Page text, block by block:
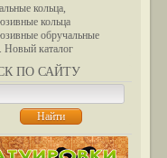
кольца,
кольца
обручальные
Новый каталог
ПО САЙТУ